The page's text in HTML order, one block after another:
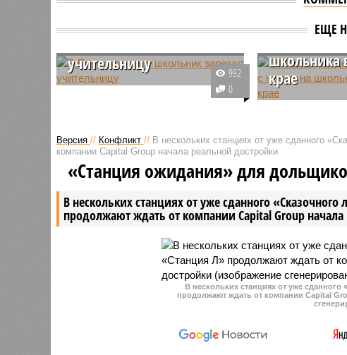
ЕЩЕ
В Пермском крае
учительницу
В школе №5 города Добрянка
Пермского края ученик пришел в
Женщина погибла.
992
0
СК
нападения
школьника
крае
с ранением
заведении
Версия // Конфликт // В нескольких станциях от уже сданного
компании Capital Group начала реальной достройки
В нескольких станциях от уже сданного
продолжают ждать от компании Capital Group
«Станция ожидания» для
В нескольких станциях от уже
продолжают ждать от компании Capital